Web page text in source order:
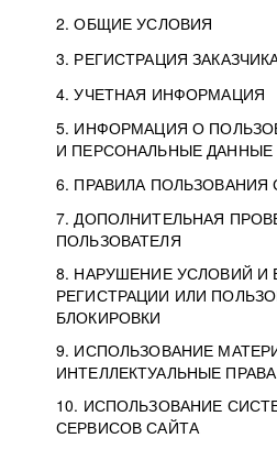
2. ОБЩИЕ УСЛОВИЯ
3. РЕГИСТРАЦИЯ
4. УЧЕТНАЯ ИНФОРМАЦИЯ
5. ИНФОРМАЦИЯ О
И ПЕРСОНАЛЬНЫЕ ДАННЫЕ
6. ПРАВИЛА ПОЛЬЗОВАНИЯ
7. ДОПОЛНИТЕЛЬНАЯ
ПОЛЬЗОВАТЕЛЯ
8. НАРУШЕНИЕ УСЛОВИЙ И
РЕГИСТРАЦИИ ИЛИ
БЛОКИРОВКИ
9. ИСПОЛЬЗОВАНИЕ
ИНТЕЛЛЕКТУАЛЬНЫЕ ПРАВА
10. ИСПОЛЬЗОВАНИЕ
СЕРВИСОВ САЙТА